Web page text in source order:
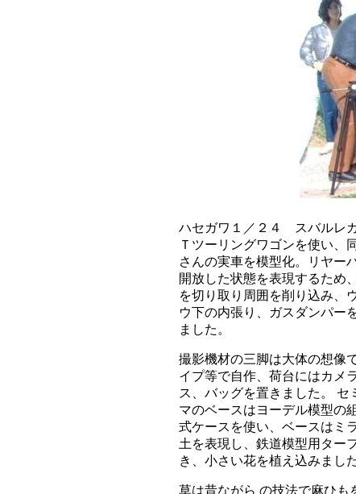
ハセガワ１／２４ スバルレ
Ｔツーリングワゴンを使い、
さんの実車を模型化。リヤー
開放した状態を表現するため
を切り取り周囲を削り込み、
ウ下の内張り、ガスダンパー
ました。
撮影機材の三脚は大体の想像
イプ等で自作、荷台にはカメ
ス、バッグを置きました。 セ
マのベースはヨーデル模型の
式ケースを使い、ベースはミ
土を表現し、鉄道模型用ター
き、小さい花を植え込みました
草は昔ながら の技法で麻ひも